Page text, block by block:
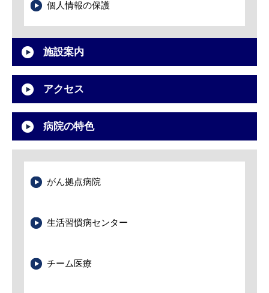
個人情報の保護
施設案内
アクセス
病院の特色
がん拠点病院
生活習慣病センター
チーム医療